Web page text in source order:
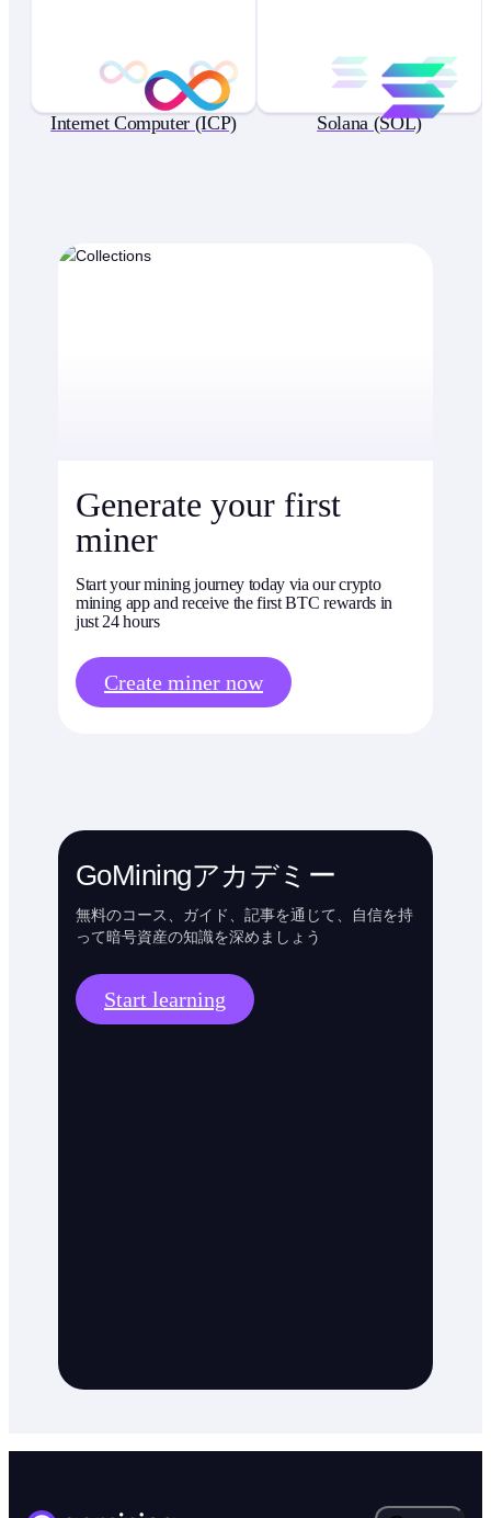
Internet Computer (ICP) Solana (SOL)
Generate your first
miner
Start your mining journey today via our crypto
mining app and receive the first BTC rewards in
just 24 hours
Create miner now
GoMiningアカデミー
無料のコース、ガイド、記事を通じて、自信を持
って暗号資産の知識を深めましょう
Start learning